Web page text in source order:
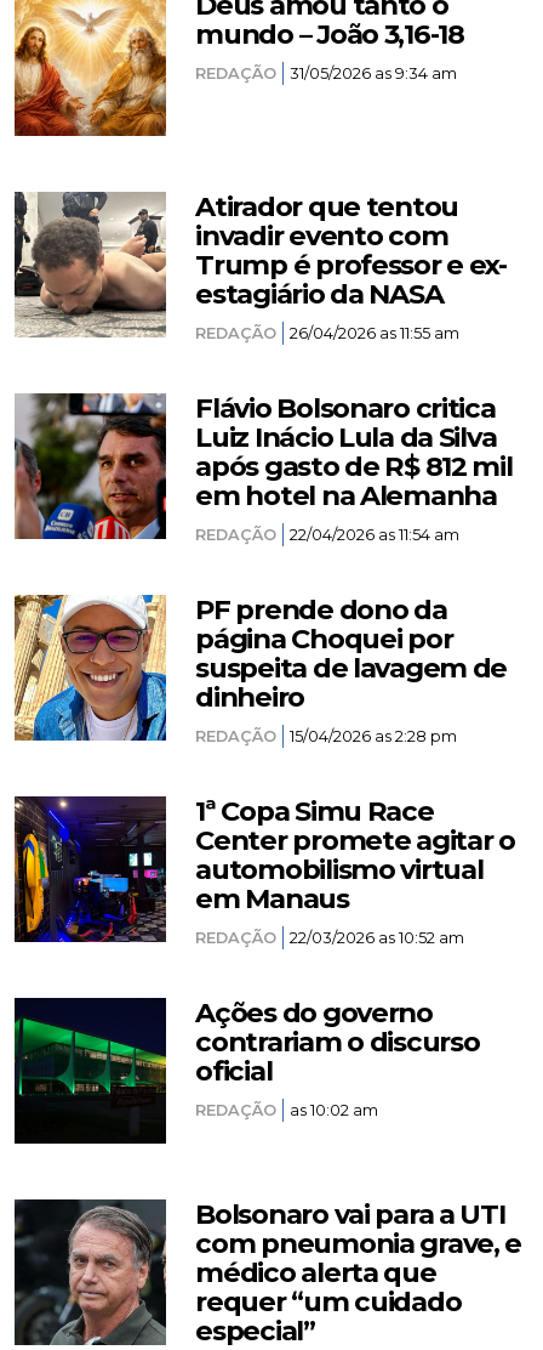
mundo – João 3,16-18
REDAÇÃO 31/05/2026 as 9:34 am
Atirador que tentou
invadir evento com
Trump é professor e ex-
estagiário da NASA
REDAÇÃO 26/04/2026 as 11:55 am
Flávio Bolsonaro critica
Luiz Inácio Lula da Silva
após gasto de R$ 812 mil
em hotel na Alemanha
REDAÇÃO 22/04/2026 as 11:54 am
PF prende dono da
página Choquei por
suspeita de lavagem de
dinheiro
REDAÇÃO 15/04/2026 as 2:28 pm
1ª Copa Simu Race
Center promete agitar o
automobilismo virtual
em Manaus
REDAÇÃO 22/03/2026 as 10:52 am
Ações do governo
contrariam o discurso
oficial
REDAÇÃO as 10:02 am
Bolsonaro vai para a UTI
com pneumonia grave, e
médico alerta que
requer “um cuidado
especial”